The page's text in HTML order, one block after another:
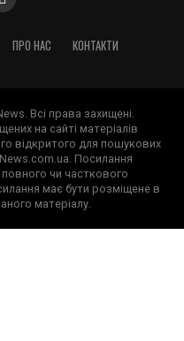
ПРО НАС КОНТАКТИ
Всі права захищені.
на сайті матеріалів
відкритого для пошукових
Посилання
чи часткового
має бути розміщене в
матеріалу.